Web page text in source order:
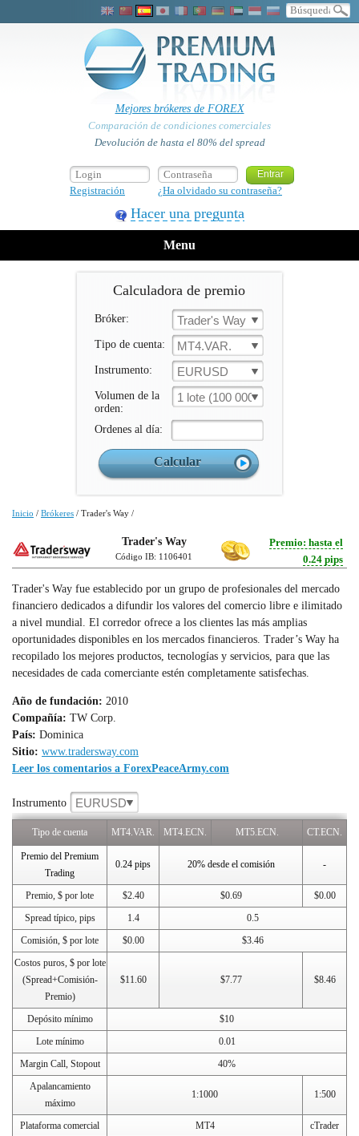
Mejores brókeres de FOREX
Comparación de condiciones comerciales
Devolución de hasta el 80% del spread
Registración ¿Ha olvidado su contraseña?
Hacer una pregunta
Menu
Calculadora de premio
Bróker: Trader's Way
Tipo de cuenta: MT4.VAR.
Instrumento: EURUSD
Volumen de la
orden:
1 lote (100 000 un.)
Ordenes al día:
Inicio / Brókeres / Trader's Way /
Trader's Way
Código IB: 1106401
Premio: hasta el
0.24 pips
Trader's Way fue establecido por un grupo de profesionales del mercado
financiero dedicados a difundir los valores del comercio libre e ilimitado
a nivel mundial. El corredor ofrece a los clientes las más amplias
oportunidades disponibles en los mercados financieros. Trader’s Way ha
recopilado los mejores productos, tecnologías y servicios, para que las
necesidades de cada comerciante estén completamente satisfechas.
Año de fundación: 2010
Compañía: TW Corp.
País: Dominica
Sitio: www.tradersway.com
Leer los comentarios a ForexPeaceArmy.com
Instrumento EURUSD
Tipo de cuenta MT4.VAR. MT4.ECN. MT5.ECN. CT.ECN.
Premio del Premium
Trading
0.24 pips 20% desde el comisión -
Premio, $ por lote $2.40 $0.69
$0.00
Spread típico, pips
1.4
0.5
Comisión, $ por lote
$0.00
$3.46
Costos puros, $ por lote
(Spread+Comisión-
Premio)
$11.60 $7.77 $8.46
Depósito mínimo
$10
Lote mínimo
0.01
Margin Call, Stopout
40%
Apalancamiento
máximo
1:1000 1:500
Plataforma comercial MT4 cTrader